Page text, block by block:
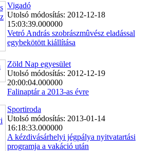
Vigadó
Utolsó módosítás: 2012-12-18
15:03:39.000000
Vetró András szobrászmûvész eladással
egybekötött kiállítása
Zöld Nap egyesület
Utolsó módosítás: 2012-12-19
20:00:04.000000
Falinaptár a 2013-as évre
Sportiroda
Utolsó módosítás: 2013-01-14
16:18:33.000000
A kézdivásárhelyi jégpálya nyitvatartási
programja a vakáció után